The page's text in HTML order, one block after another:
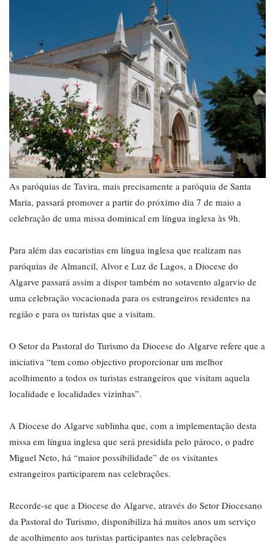
As paróquias de Tavira, mais precisamente a paróquia de Santa
Maria, passará promover a partir do próximo dia 7 de maio a
celebração de uma missa dominical em língua inglesa às 9h.
Para além das eucaristias em língua inglesa que realizam nas
paróquias de Almancil, Alvor e Luz de Lagos, a Diocese do
Algarve passará assim a dispor também no sotavento algarvio de
uma celebração vocacionada para os estrangeiros residentes na
região e para os turistas que a visitam.
O Setor da Pastoral do Turismo da Diocese do Algarve refere que a
iniciativa “tem como objectivo proporcionar um melhor
acolhimento a todos os turistas estrangeiros que visitam aquela
localidade e localidades vizinhas”.
A Diocese do Algarve sublinha que, com a implementação desta
missa em língua inglesa que será presidida pelo pároco, o padre
Miguel Neto, há “maior possibilidade” de os visitantes
estrangeiros participarem nas celebrações.
Recorde-se que a Diocese do Algarve, através do Setor Diocesano
da Pastoral do Turismo, disponibiliza há muitos anos um serviço
de acolhimento aos turistas participantes nas celebrações